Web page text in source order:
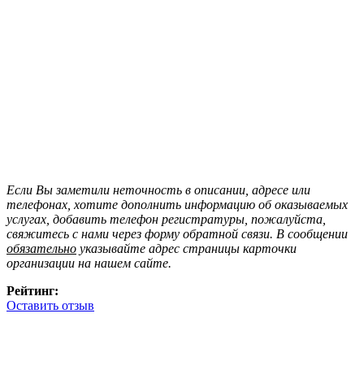
Если Вы заметили неточность в описании, адресе или
телефонах, хотите дополнить информацию об оказываемых
услугах, добавить телефон регистратуры, пожалуйста,
свяжитесь с нами через форму обратной связи. В сообщении
обязательно указывайте адрес страницы карточки
организации на нашем сайте.
Рейтинг:
Оставить отзыв